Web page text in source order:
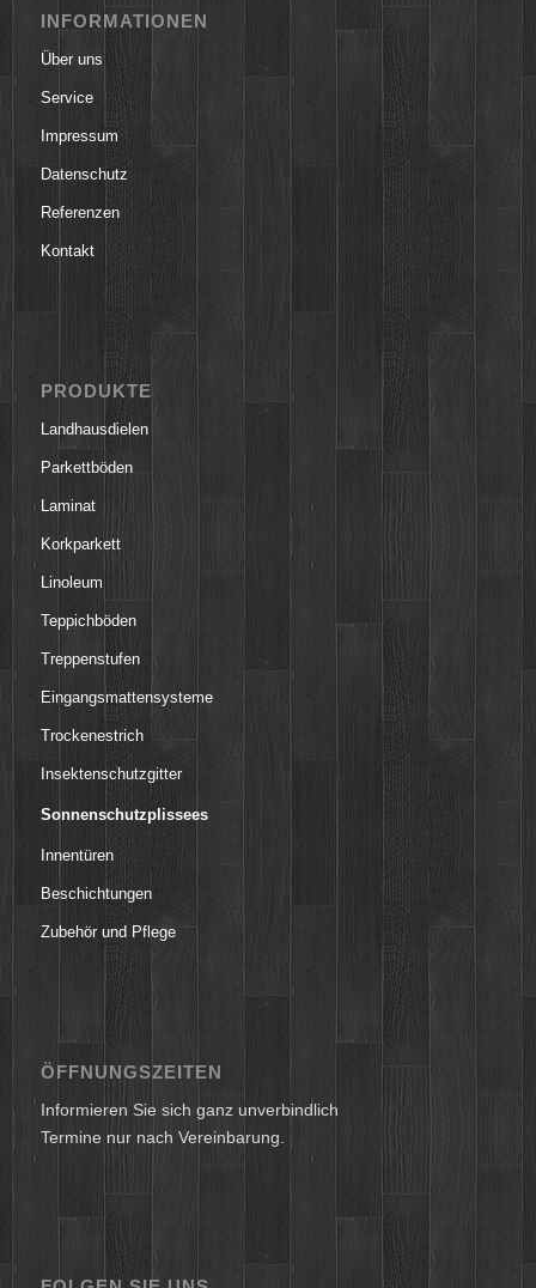
INFORMATIONEN
Über uns
Service
Impressum
Datenschutz
Referenzen
Kontakt
PRODUKTE
Landhausdielen
Parkettböden
Laminat
Korkparkett
Linoleum
Teppichböden
Treppenstufen
Eingangsmattensysteme
Trockenestrich
Insektenschutzgitter
Sonnenschutzplissees
Innentüren
Beschichtungen
Zubehör und Pflege
ÖFFNUNGSZEITEN
Informieren Sie sich ganz unverbindlich
Termine nur nach Vereinbarung.